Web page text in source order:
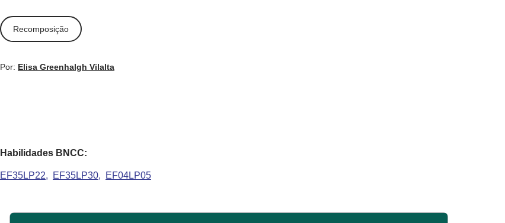
Recomposição
Por: Elisa Greenhalgh Vilalta
Habilidades BNCC:
EF35LP22 EF35LP30 EF04LP05